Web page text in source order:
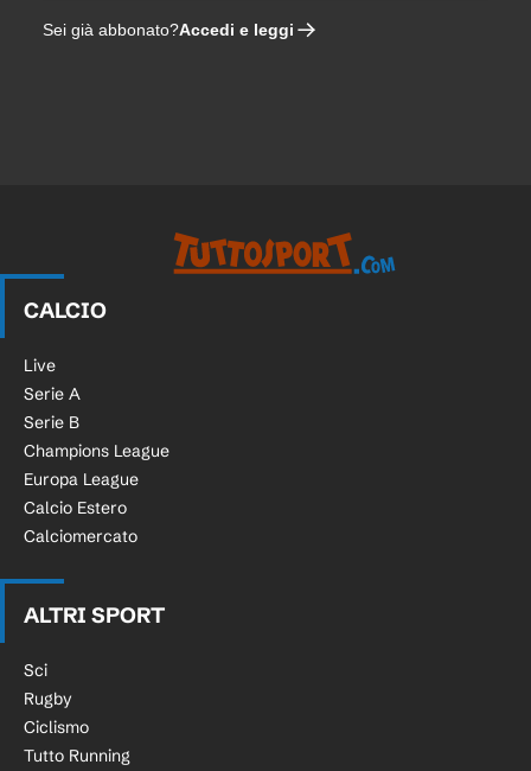
Sei già abbonato?Accedi e leggi
CALCIO
Live
Serie A
Serie B
Champions League
Europa League
Calcio Estero
Calciomercato
ALTRI SPORT
Sci
Rugby
Ciclismo
Tutto Running